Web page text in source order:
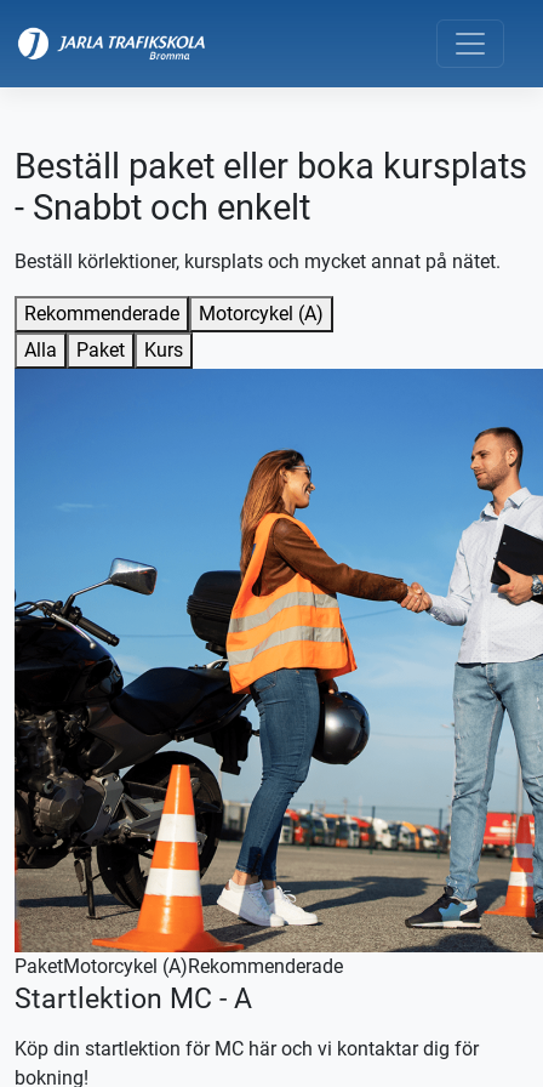
Beställ paket eller boka kursplats
- Snabbt och enkelt
Beställ körlektioner, kursplats och mycket annat på nätet.
Rekommenderade
Motorcykel (A)
Alla
Paket Kurs
PaketMotorcykel (A)Rekommenderade
Startlektion MC - A
Köp din startlektion för MC här och vi kontaktar dig för
bokning!